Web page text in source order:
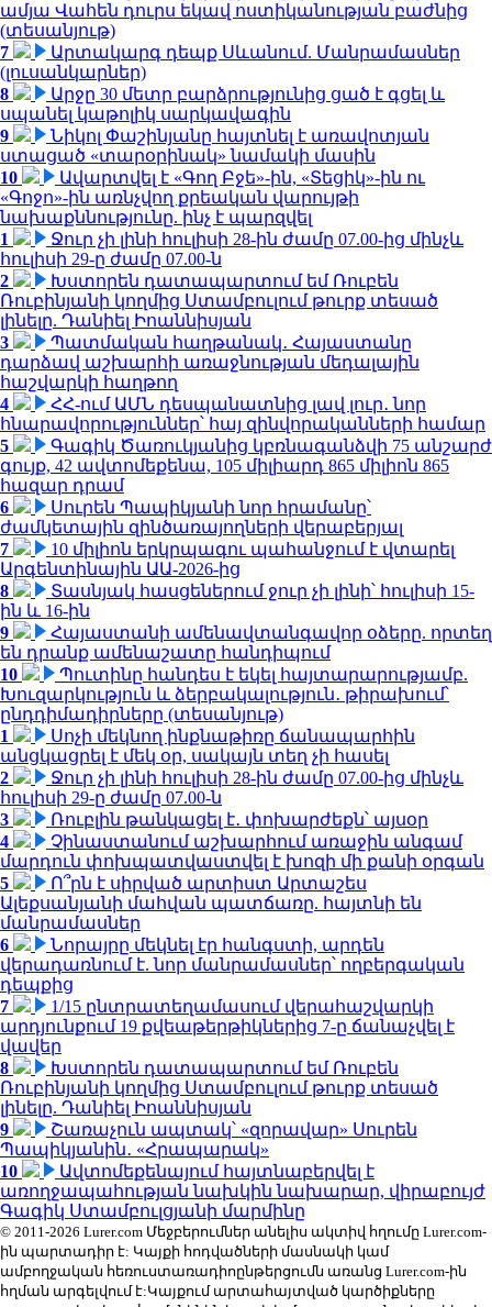
ամյա Վահեն դուրս եկավ ոստիկանության բաժնից
(տեսանյութ)
7
Արտակարգ դեպք Սևանում. Մանրամասներ
(լուսանկարներ)
8
Արջը 30 մետր բարձրությունից ցած է գցել և
սպանել կաթոլիկ սարկավագին
9
Նիկոլ Փաշինյանը հայտնել է առավոտյան
ստացած «տարօրինակ» նամակի մասին
10
Ավարտվել է «Գող Բջե»-ին, «Տեցիկ»-ին ու
«Գոջո»-ին առնչվող քրեական վարույթի
նախաքննությունը. ինչ է պարզվել
1
Ջուր չի լինի հուլիսի 28-ին ժամը 07.00-ից մինչև
հուլիսի 29-ը ժամը 07.00-ն
2
Խստորեն դատապարտում եմ Ռուբեն
Ռուբինյանի կողմից Ստամբուլում թուրք տեսած
լինելը. Դանիել Իոաննիսյան
3
Պատմական հաղթանակ․ Հայաստանը
դարձավ աշխարհի առաջնության մեդալային
հաշվարկի հաղթող
4
ՀՀ-ում ԱՄՆ դեսպանատնից լավ լուր․ նոր
հնարավորություններ՝ հայ զինվորականների համար
5
Գագիկ Ծառուկյանից կբռնագանձվի 75 անշարժ
գույք, 42 ավտոմեքենա, 105 միլիարդ 865 միլիոն 865
հազար դրամ
6
Սուրեն Պապիկյանի նոր հրամանը՝
ժամկետային զինծառայողների վերաբերյալ
7
10 միլիոն երկրպագու պահանջում է վտարել
Արգենտինային ԱԱ-2026-ից
8
Տասնյակ հասցեներում ջուր չի լինի՝ հուլիսի 15-
ին և 16-ին
9
Հայաստանի ամենավտանգավոր օձերը. որտեղ
են դրանք ամենաշատը հանդիպում
10
Պուտինը հանդես է եկել հայտարարությամբ.
Խուզարկություն և ձերբակալություն․ թիրախում՝
ընդդիմադիրները (տեսանյութ)
1
Սոչի մեկնող ինքնաթիռը ճանապարհին
անցկացրել է մեկ օր, սակայն տեղ չի հասել
2
Ջուր չի լինի հուլիսի 28-ին ժամը 07.00-ից մինչև
հուլիսի 29-ը ժամը 07.00-ն
3
Ռուբլին թանկացել է․ փոխարժեքն՝ այսօր
4
Չինաստանում աշխարհում առաջին անգամ
մարդուն փոխպատվաստվել է խոզի մի քանի օրգան
5
Ո՞րն է սիրված արտիստ Արտաշես
Ալեքսանյանի մահվան պատճառը. հայտնի են
մանրամասներ
6
Նորայրը մեկնել էր հանգստի, արդեն
վերադառնում է. նոր մանրամասներ՝ ողբերգական
դեպքից
7
1/15 ընտրատեղամասում վերահաշվարկի
արդյունքում 19 քվեաթերթիկներից 7-ը ճանաչվել է
վավեր
8
Խստորեն դատապարտում եմ Ռուբեն
Ռուբինյանի կողմից Ստամբուլում թուրք տեսած
լինելը. Դանիել Իոաննիսյան
9
Շառաչուն ապտակ՝ «զորավար» Սուրեն
Պապիկյանին․ «Հրապարակ»
10
Ավտոմեքենայում հայտնաբերվել է
առողջապահության նախկին նախարար, վիրաբույժ
Գագիկ Ստամբուլցյանի մարմինը
© 2011-2026 Lurer.com Մեջբերումներ անելիս ակտիվ հղումը Lurer.com-
ին պարտադիր է: Կայքի հոդվածների մասնակի կամ
ամբողջական հեռուստառադիոընթերցումն առանց Lurer.com-ին
հղման արգելվում է:Կայքում արտահայտված կարծիքները